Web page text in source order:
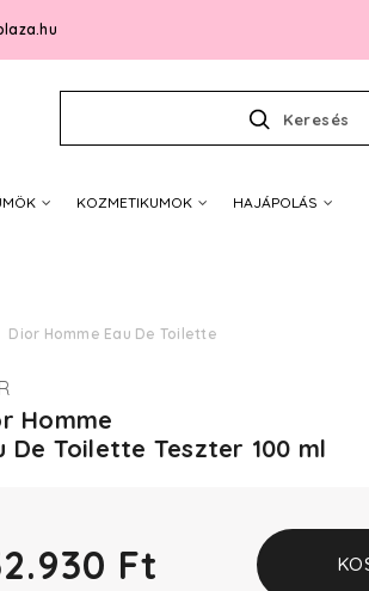
Keresés
KOZMETIKUMOK HAJÁPOLÁS
Dior Homme Eau De Toilette
Homme
De Toilette Teszter 100 ml
Ft